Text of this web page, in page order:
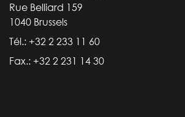
Rue Belliard 159
1040 Brussels
Tél.: +32 2 233 11 60
Fax.: +32 2 231 14 30